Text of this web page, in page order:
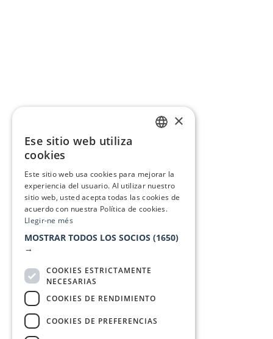
×
Ese sitio web utiliza
cookies
Este sitio web usa cookies para mejorar la
experiencia del usuario. Al utilizar nuestro
sitio web, usted acepta todas las cookies de
acuerdo con nuestra Política de cookies.
Llegir-ne més
MOSTRAR TODOS LOS SOCIOS (1650)
→
COOKIES ESTRICTAMENTE
NECESARIAS
COOKIES DE RENDIMIENTO
COOKIES DE PREFERENCIAS